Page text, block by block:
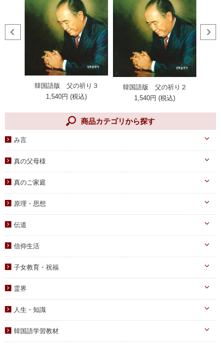
韓国語版 父の祈り３
1,540円 (税込)
韓国語版 父の祈り２
1,540円 (税込)
商品カテゴリから探す
み言
八大教材・教本関連
摂理のみ言
信仰のみ言
信仰入門
祈祷文集
宣布・講演
真の父母様
真のお母様
生涯路程
自叙伝関連
真のご家庭
原理・思想
統一思想
勝共理論
伝道
原理講義
統一運動
ブックレット
信仰生活
学習教材
祝福・伝統
信仰の証し・教会史
子女教育・祝福
小学生向け
中高生向け
青年向け
霊界
霊界メッセージ
人生・知識
家庭
韓国語学習教材